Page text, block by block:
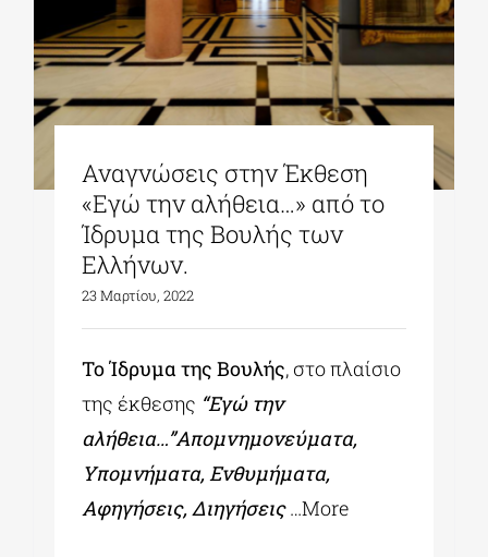
Αναγνώσεις στην Έκθεση
«Εγώ την αλήθεια…» από το
Ίδρυμα της Βουλής των
Ελλήνων.
23 Μαρτίου, 2022
Το Ίδρυμα της Βουλής, στο πλαίσιο
της έκθεσης “Εγώ την
αλήθεια…”Απομνημονεύματα,
Υπομνήματα, Ενθυμήματα,
Αφηγήσεις, Διηγήσεις…More